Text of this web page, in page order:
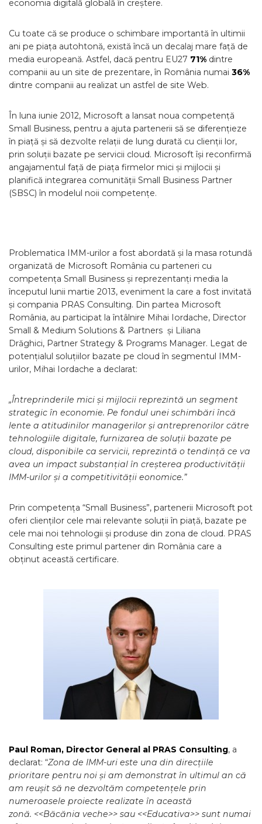
economia digitală globală în creștere.
Cu toate că se produce o schimbare importantă în ultimii
ani pe piața autohtonă, există încă un decalaj mare față de
media europeană. Astfel, dacă pentru EU27 71% dintre
companii au un site de prezentare, în România numai 36%
dintre companii au realizat un astfel de site Web.
În luna iunie 2012, Microsoft a lansat noua competență
Small Business, pentru a ajuta partenerii să se diferențieze
în piață și să dezvolte relații de lung durată cu clienții lor,
prin soluții bazate pe servicii cloud. Microsoft își reconfirmă
angajamentul față de piața firmelor mici și mijlocii și
planifică integrarea comunității Small Business Partner
(SBSC) în modelul noii competențe.
Problematica IMM-urilor a fost abordată și la masa rotundă
organizată de Microsoft România cu parteneri cu
competența Small Business și reprezentanți media la
începutul lunii martie 2013, eveniment la care a fost invitată
și compania PRAS Consulting. Din partea Microsoft
România, au participat la întâlnire Mihai Iordache, Director
Small & Medium Solutions & Partners și Liliana
Drăghici, Partner Strategy & Programs Manager. Legat de
potențialul soluțiilor bazate pe cloud în segmentul IMM-
urilor, Mihai Iordache a declarat:
„Întreprinderile mici și mijlocii reprezintă un segment
strategic în economie. Pe fondul unei schimbări încă
lente a atitudinilor managerilor și antreprenorilor către
tehnologiile digitale, furnizarea de soluții bazate pe
cloud, disponibile ca servicii, reprezintă o tendință ce va
avea un impact substanțial în creșterea productivității
IMM-urilor și a competitivității eonomice.”
Prin competența “Small Business”, partenerii Microsoft pot
oferi clienților cele mai relevante soluții în piață, bazate pe
cele mai noi tehnologii și produse din zona de cloud. PRAS
Consulting este primul partener din România care a
obținut această certificare.
Paul Roman, Director General al PRAS Consulting, a
declarat: “Zona de IMM-uri este una din direcțiile
prioritare pentru noi și am demonstrat în ultimul an că
am reușit să ne dezvoltăm competențele prin
numeroasele proiecte realizate în această
zonă. <<Băcănia veche>> sau <<Educativa>> sunt numai